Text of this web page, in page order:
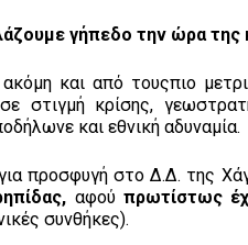
γήπεδο την ώρα της
και από τουςπιο
στιγμή κρίσης,
και εθνική αδυναμία.
προσφυγή στο Δ.Δ. της
αφούπρωτίστως
συνθήκες).